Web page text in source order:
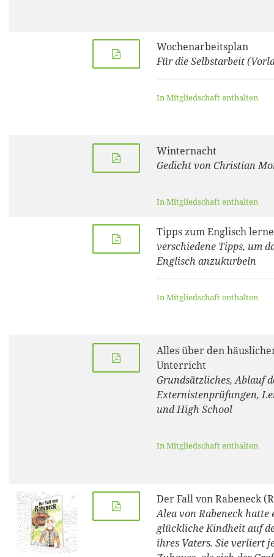
Wochenarbeitsplan
Für die Selbstarbeit
In Mitgliedschaft enthalten
Winternacht
Gedicht von Christian
In Mitgliedschaft enthalten
Tipps zum Englisch
verschiedene Tipps, um
Englisch anzukurbeln
In Mitgliedschaft enthalten
Alles über den
Unterricht
Grundsätzliches, Ablauf
Externistenprüfungen,
und High School
In Mitgliedschaft enthalten
Der Fall von Rabeneck
Alea von Rabeneck hatte
glückliche Kindheit auf
ihres Vaters. Sie verliert